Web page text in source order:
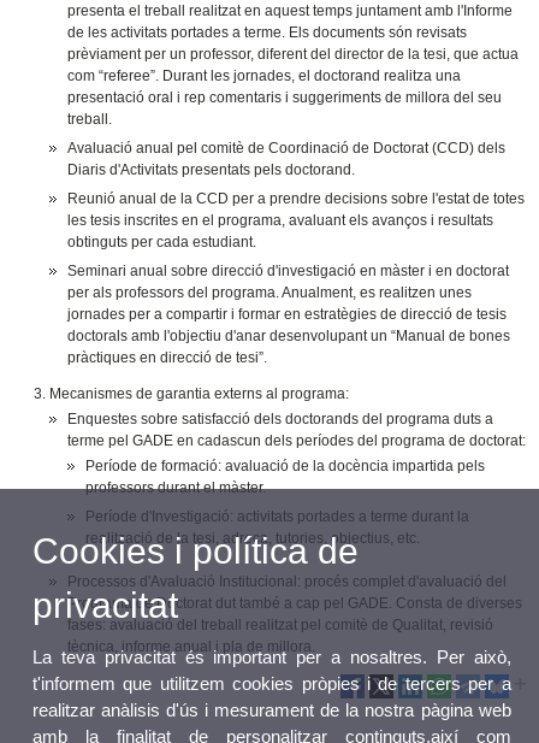
presenta el treball realitzat en aquest temps juntament amb l'Informe
de les activitats portades a terme. Els documents són revisats
prèviament per un professor, diferent del director de la tesi, que actua
com “referee”. Durant les jornades, el doctorand realitza una
presentació oral i rep comentaris i suggeriments de millora del seu
treball.
Avaluació anual pel comitè de Coordinació de Doctorat (CCD) dels
Diaris d'Activitats presentats pels doctorand.
Reunió anual de la CCD per a prendre decisions sobre l'estat de totes
les tesis inscrites en el programa, avaluant els avanços i resultats
obtinguts per cada estudiant.
Seminari anual sobre direcció d'investigació en màster i en doctorat
per als professors del programa. Anualment, es realitzen unes
jornades per a compartir i formar en estratègies de direcció de tesis
doctorals amb l'objectiu d'anar desenvolupant un “Manual de bones
pràctiques en direcció de tesi”.
Mecanismes de garantia externs al programa:
Enquestes sobre satisfacció dels doctorands del programa duts a
terme pel GADE en cadascun dels períodes del programa de doctorat:
Període de formació: avaluació de la docència impartida pels
professors durant el màster.
Període d'Investigació: activitats portades a terme durant la
realització de la tesi, adreça, tutories, objectius, etc.
Processos d'Avaluació Institucional: procés complet d'avaluació del
Programa de Doctorat dut també a cap pel GADE. Consta de diverses
fases: avaluació del treball realitzat pel comitè de Qualitat, revisió
tècnica, informe anual i pla de millora.
Cookies i política de
privacitat
La teva privacitat és important per a nosaltres. Per això,
t'informem que utilitzem cookies pròpies i de tercers per a
realitzar anàlisis d'ús i mesurament de la nostra pàgina web
amb la finalitat de personalitzar continguts,així com